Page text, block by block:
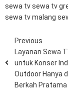
sewa tvsewa tv
sewa tv malang
Previous
Layanan Sewa
untuk Konser
Outdoor Hanya
Berkah Pratama